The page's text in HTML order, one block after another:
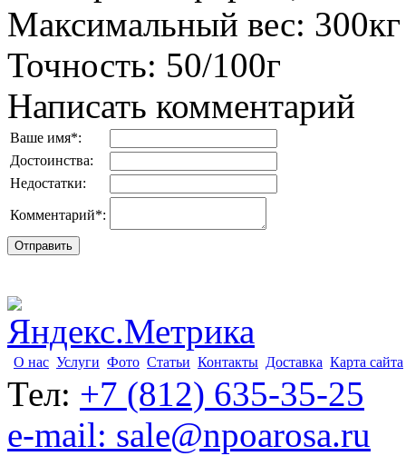
Максимальный вес: 300кг
Точность: 50/100г
Написать комментарий
Ваше имя*:
Достоинства:
Недостатки:
Комментарий*:
О нас Услуги Фото Статьи Контакты Доставка Карта сайта
Тел: +7 (812) 635-35-25
e-mail: sale@npoarosa.ru